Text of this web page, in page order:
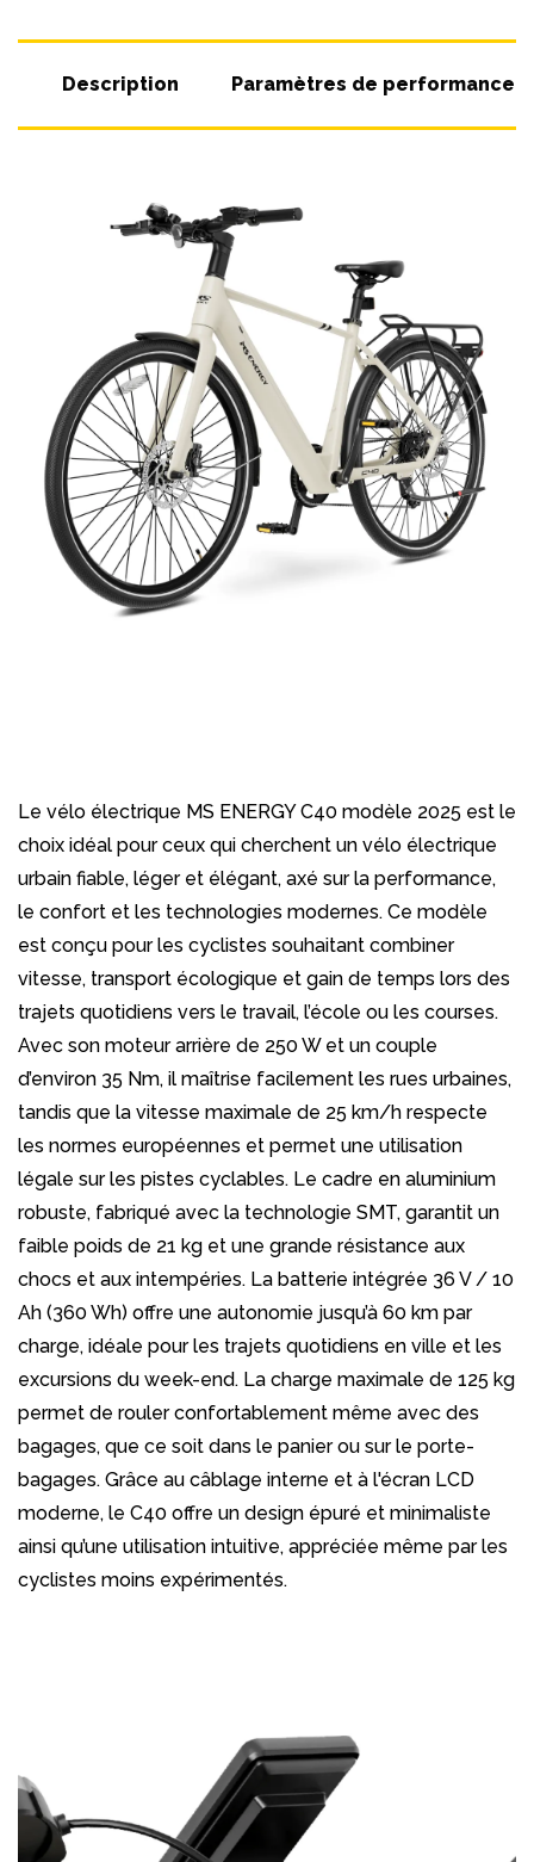
Description Paramètres de performance
Le vélo électrique MS ENERGY C40 modèle 2025 est le
choix idéal pour ceux qui cherchent un vélo électrique
urbain fiable, léger et élégant, axé sur la performance,
le confort et les technologies modernes. Ce modèle
est conçu pour les cyclistes souhaitant combiner
vitesse, transport écologique et gain de temps lors des
trajets quotidiens vers le travail, l’école ou les courses.
Avec son moteur arrière de 250 W et un couple
d’environ 35 Nm, il maîtrise facilement les rues urbaines,
tandis que la vitesse maximale de 25 km/h respecte
les normes européennes et permet une utilisation
légale sur les pistes cyclables. Le cadre en aluminium
robuste, fabriqué avec la technologie SMT, garantit un
faible poids de 21 kg et une grande résistance aux
chocs et aux intempéries. La batterie intégrée 36 V / 10
Ah (360 Wh) offre une autonomie jusqu’à 60 km par
charge, idéale pour les trajets quotidiens en ville et les
excursions du week-end. La charge maximale de 125 kg
permet de rouler confortablement même avec des
bagages, que ce soit dans le panier ou sur le porte-
bagages. Grâce au câblage interne et à l'écran LCD
moderne, le C40 offre un design épuré et minimaliste
ainsi qu’une utilisation intuitive, appréciée même par les
cyclistes moins expérimentés.